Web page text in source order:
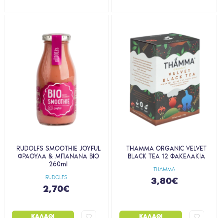
RUDOLFS
RUDOLFS SMOOTHIE JOYFUL
ΦΡΑΟΥΛΑ & ΜΠΑΝAΝΑ BIO
260ml
2,70€
ΚΑΛΆΘΙ
THAMMA
THAMMA ORGANIC VELVET
BLACK TEA 12 ΦΑΚΕΛΑΚΙΑ
3,80€
ΚΑΛΆΘΙ